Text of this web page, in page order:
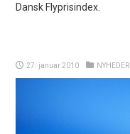
Dansk Flyprisindex.
27. januar 2010 NYHEDER